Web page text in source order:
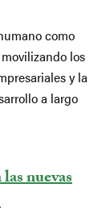
como
los
y la
a largo
nuevas